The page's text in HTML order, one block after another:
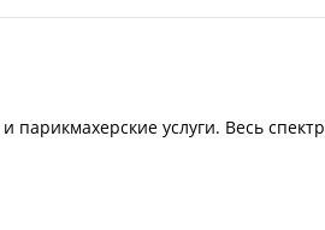
парикмахерские услуги. Весь спектр